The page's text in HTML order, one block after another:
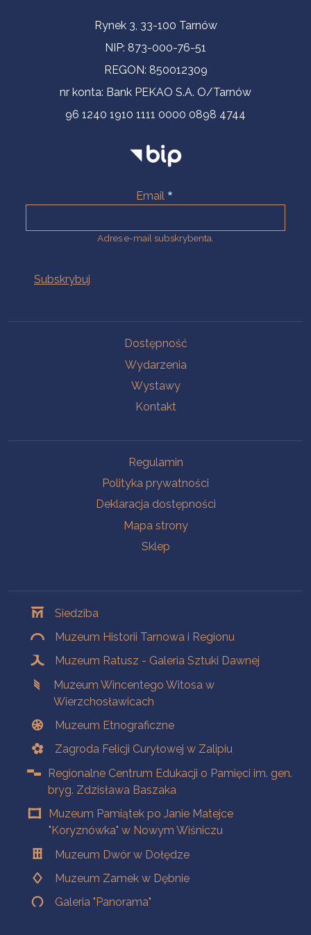
Informacje kontaktoweRynek 3, 33-100 Tarnów
NIP: 873-000-76-51
REGON: 850012309
nr konta: Bank PEKAO S.A. O/Tarnów
96 1240 1910 1111 0000 0898 4744
Email
Adres e-mail subskrybenta.
Dostępność
Wydarzenia
Wystawy
Kontakt
Regulamin
Polityka prywatności
Deklaracja dostępności
Mapa strony
Sklep
Siedziba
Muzeum Historii Tarnowa i Regionu
Muzeum Ratusz - Galeria Sztuki Dawnej
Muzeum Wincentego Witosa w
Wierzchosławicach
Muzeum Etnograficzne
Zagroda Felicji Curyłowej w Zalipiu
Regionalne Centrum Edukacji o Pamięci im. gen.
bryg. Zdzisława Baszaka
Muzeum Pamiątek po Janie Matejce
"Koryznówka" w Nowym Wiśniczu
Muzeum Dwór w Dołędze
Muzeum Zamek w Dębnie
Galeria "Panorama"